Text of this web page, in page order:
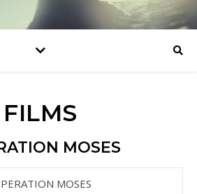
FILMS
MOSES
MOSES